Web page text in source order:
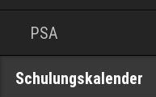
PSA
Schulungskalender